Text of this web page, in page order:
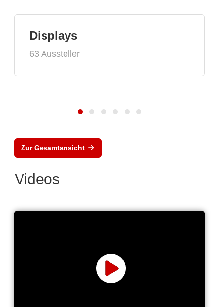
Displays
63 Aussteller
Zur Gesamtansicht
Videos